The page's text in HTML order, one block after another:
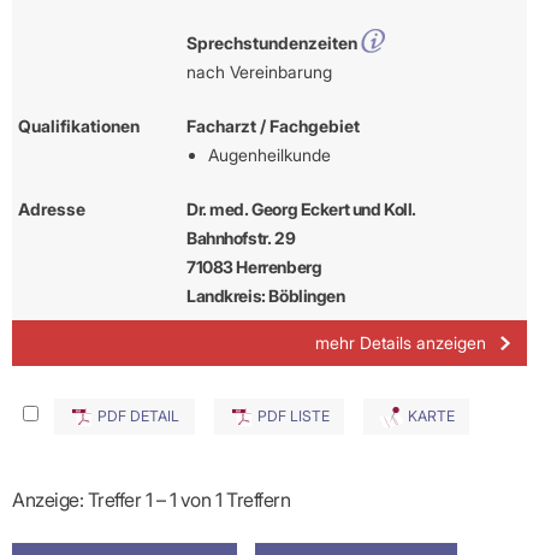
Sprechstundenzeiten
nach Vereinbarung
Qualifikationen
Facharzt / Fachgebiet
Augenheilkunde
Adresse
Dr. med. Georg Eckert und Koll.
Bahnhofstr. 29
71083 Herrenberg
Landkreis: Böblingen
mehr Details anzeigen
PDF DETAIL PDF LISTE KARTE
Anzeige: Treffer 1 – 1 von 1 Treffern